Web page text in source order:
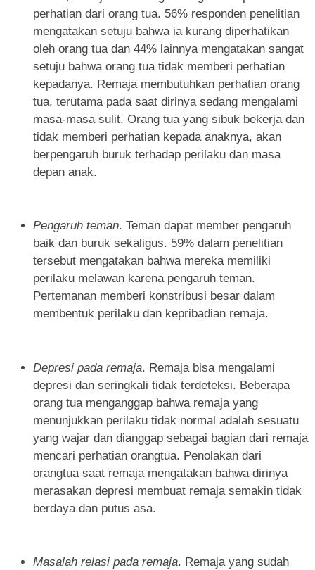
perhatian dari orang tua. 56% responden penelitian
mengatakan setuju bahwa ia kurang diperhatikan
oleh orang tua dan 44% lainnya mengatakan sangat
setuju bahwa orang tua tidak memberi perhatian
kepadanya. Remaja membutuhkan perhatian orang
tua, terutama pada saat dirinya sedang mengalami
masa-masa sulit. Orang tua yang sibuk bekerja dan
tidak memberi perhatian kepada anaknya, akan
berpengaruh buruk terhadap perilaku dan masa
depan anak.
Pengaruh teman. Teman dapat member pengaruh
baik dan buruk sekaligus. 59% dalam penelitian
tersebut mengatakan bahwa mereka memiliki
perilaku melawan karena pengaruh teman.
Pertemanan memberi konstribusi besar dalam
membentuk perilaku dan kepribadian remaja.
Depresi pada remaja. Remaja bisa mengalami
depresi dan seringkali tidak terdeteksi. Beberapa
orang tua menganggap bahwa remaja yang
menunjukkan perilaku tidak normal adalah sesuatu
yang wajar dan dianggap sebagai bagian dari remaja
mencari perhatian orangtua. Penolakan dari
orangtua saat remaja mengatakan bahwa dirinya
merasakan depresi membuat remaja semakin tidak
berdaya dan putus asa.
Masalah relasi pada remaja. Remaja yang sudah